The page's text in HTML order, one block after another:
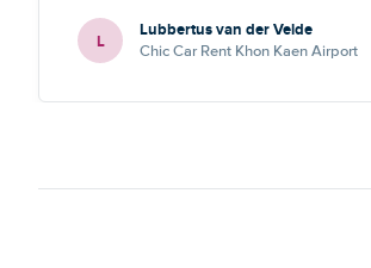
L Lubbertus van der Velde
Chic Car Rent Khon Kaen Airport